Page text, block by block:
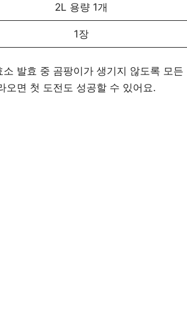
2L 용량 1개
1장
발효 중 곰팡이가 생기지 않도록 모든
오면 첫 도전도 성공할 수 있어요.